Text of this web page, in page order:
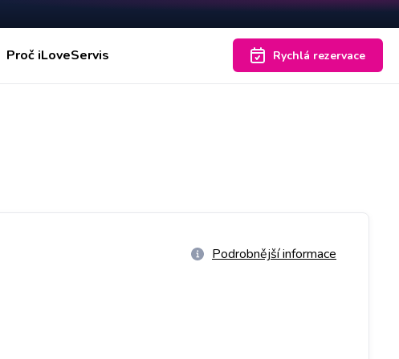
Proč iLoveServis Rychlá rezervace
Podrobnější informace